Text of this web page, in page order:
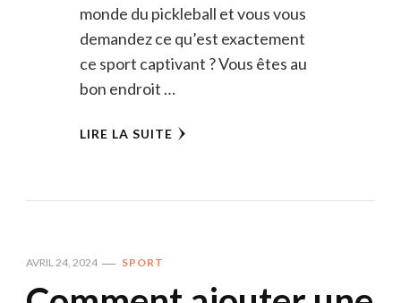
monde du pickleball et vous vous
demandez ce qu’est exactement
ce sport captivant ? Vous êtes au
bon endroit …
LIRE LA SUITE
AVRIL 24, 2024 SPORT